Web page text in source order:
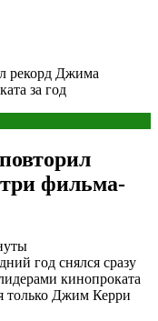
рекорд Джима
за год
фильма-
год снялся сразу
кинопроката
только Джим Керри